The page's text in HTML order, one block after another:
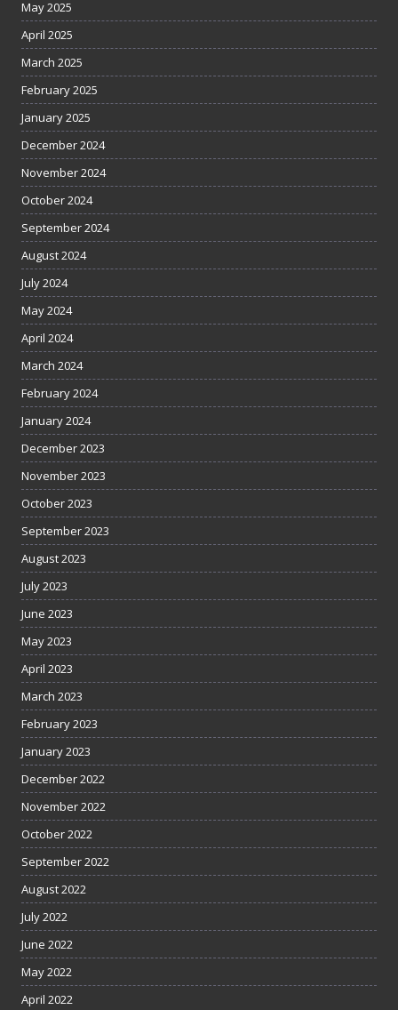
May 2025
April 2025
March 2025
February 2025
January 2025
December 2024
November 2024
October 2024
September 2024
August 2024
July 2024
May 2024
April 2024
March 2024
February 2024
January 2024
December 2023
November 2023
October 2023
September 2023
August 2023
July 2023
June 2023
May 2023
April 2023
March 2023
February 2023
January 2023
December 2022
November 2022
October 2022
September 2022
August 2022
July 2022
June 2022
May 2022
April 2022